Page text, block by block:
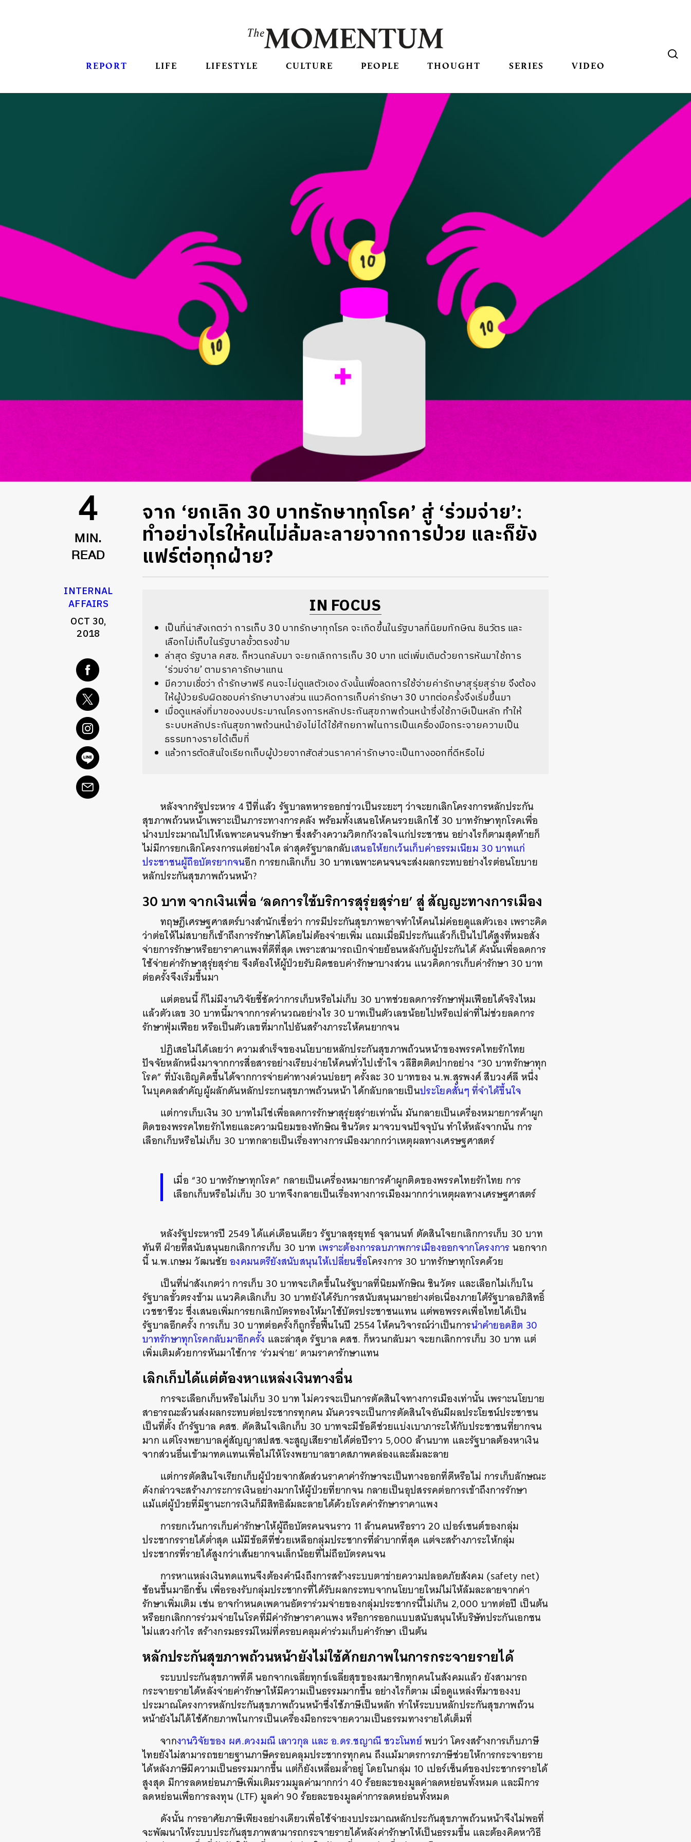
REPORT LIFE LIFESTYLE CULTURE PEOPLE THOUGHT SERIES VIDEO
4
MIN.
READ
INTERNAL
AFFAIRS
OCT 30,
2018
จาก ‘ยกเลิก 30 บาทรักษาทุกโรค’ สู่ ‘ร่วมจ่าย’:
ทำอย่างไรให้คนไม่ล้มละลายจากการป่วย และก็ยัง
แฟร์ต่อทุกฝ่าย?
IN FOCUS
เป็นที่น่าสังเกตว่า การเก็บ 30 บาทรักษาทุกโรค จะเกิดขึ้นในรัฐบาลที่นิยมทักษิณ ชินวัตร และ
เลือกไม่เก็บในรัฐบาลขั้วตรงข้าม
ล่าสุด รัฐบาล คสช. ก็หวนกลับมา จะยกเลิกการเก็บ 30 บาท แต่เพิ่มเติมด้วยการหันมาใช้การ
‘ร่วมจ่าย’ ตามราคารักษาแทน
มีความเชื่อว่า ถ้ารักษาฟรี คนจะไม่ดูแลตัวเอง ดังนั้นเพื่อลดการใช้จ่ายค่ารักษาสุรุ่ยสุร่าย จึงต้อง
ให้ผู้ป่วยรับผิดชอบค่ารักษาบางส่วน แนวคิดการเก็บค่ารักษา 30 บาทต่อครั้งจึงเริ่มขึ้นมา
เมื่อดูแหล่งที่มาของงบประมาณโครงการหลักประกันสุขภาพถ้วนหน้าซึ่งใช้ภาษีเป็นหลัก ทำให้
ระบบหลักประกันสุขภาพถ้วนหน้ายังไม่ได้ใช้ศักยภาพในการเป็นเครื่องมือกระจายความเป็น
ธรรมทางรายได้เต็มที่
แล้วการตัดสินใจเรียกเก็บผู้ป่วยจากสัดส่วนราคาค่ารักษาจะเป็นทางออกที่ดีหรือไม่
หลังจากรัฐประหาร 4 ปีที่แล้ว รัฐบาลทหารออกข่าวเป็นระยะๆ ว่าจะยกเลิกโครงการหลักประกัน
สุขภาพถ้วนหน้าเพราะเป็นภาระทางการคลัง พร้อมทั้งเสนอให้คนรวยเลิกใช้ 30 บาทรักษาทุกโรคเพื่อ
นำงบประมาณไปให้เฉพาะคนจนรักษา ซึ่งสร้างความวิตกกังวลใจแก่ประชาชน อย่างไรก็ตามสุดท้ายก็
ไม่มีการยกเลิกโครงการแต่อย่างใด ล่าสุดรัฐบาลกลับเสนอให้ยกเว้นเก็บค่าธรรมเนียม 30 บาทแก่
ประชาชนผู้ถือบัตรยากจนอีก การยกเลิกเก็บ 30 บาทเฉพาะคนจนจะส่งผลกระทบอย่างไรต่อนโยบาย
หลักประกันสุขภาพถ้วนหน้า?
30 บาท จากเงินเพื่อ ‘ลดการใช้บริการสุรุ่ยสุร่าย’ สู่ สัญญะทางการเมือง
ทฤษฎีเศรษฐศาสตร์บางสำนักเชื่อว่า การมีประกันสุขภาพอาจทำให้คนไม่ค่อยดูแลตัวเอง เพราะคิด
ว่าต่อให้ไม่สบายก็เข้าถึงการรักษาได้โดยไม่ต้องจ่ายเพิ่ม แถมเมื่อมีประกันแล้วก็เป็นไปได้สูงที่หมอสั่ง
จ่ายการรักษาหรือยาราคาแพงที่ดีที่สุด เพราะสามารถเบิกจ่ายย้อนหลังกับผู้ประกันได้ ดังนั้นเพื่อลดการ
ใช้จ่ายค่ารักษาสุรุ่ยสุร่าย จึงต้องให้ผู้ป่วยรับผิดชอบค่ารักษาบางส่วน แนวคิดการเก็บค่ารักษา 30 บาท
ต่อครั้งจึงเริ่มขึ้นมา
แต่ตอนนี้ ก็ไม่มีงานวิจัยชี้ชัดว่าการเก็บหรือไม่เก็บ 30 บาทช่วยลดการรักษาฟุ่มเฟือยได้จริงไหม
แล้วตัวเลข 30 บาทนี้มาจากการคำนวณอย่างไร 30 บาทเป็นตัวเลขน้อยไปหรือเปล่าที่ไม่ช่วยลดการ
รักษาฟุ่มเฟือย หรือเป็นตัวเลขที่มากไปอันสร้างภาระให้คนยากจน
ปฏิเสธไม่ได้เลยว่า ความสำเร็จของนโยบายหลักประกันสุขภาพถ้วนหน้าของพรรคไทยรักไทย
ปัจจัยหลักหนึ่งมาจากการสื่อสารอย่างเรียบง่ายให้คนทั่วไปเข้าใจ วลีฮิตติดปากอย่าง “30 บาทรักษาทุก
โรค” ที่บังเอิญคิดขึ้นได้จากการจ่ายค่าทางด่วนบ่อยๆ ครั้งละ 30 บาทของ น.พ.สุรพงศ์ สืบวงศ์ลี หนึ่ง
ในบุคคลสำคัญผู้ผลักดันหลักประกนสุขภาพถ้วนหน้า ได้กลับกลายเป็นประโยคสั้นๆ ที่จำได้ขึ้นใจ
แต่การเก็บเงิน 30 บาทไม่ใช่เพื่อลดการรักษาสุรุ่ยสุร่ายเท่านั้น มันกลายเป็นเครื่องหมายการค้าผูก
ติดของพรรคไทยรักไทยและความนิยมของทักษิณ ชินวัตร มาจวบจนปัจจุบัน ทำให้หลังจากนั้น การ
เลือกเก็บหรือไม่เก็บ 30 บาทกลายเป็นเรื่องทางการเมืองมากกว่าเหตุผลทางเศรษฐศาสตร์
เมื่อ “30 บาทรักษาทุกโรค” กลายเป็นเครื่องหมายการค้าผูกติดของพรรคไทยรักไทย การ
เลือกเก็บหรือไม่เก็บ 30 บาทจึงกลายเป็นเรื่องทางการเมืองมากกว่าเหตุผลทางเศรษฐศาสตร์
หลังรัฐประหารปี 2549 ได้แค่เดือนเดียว รัฐบาลสุรยุทธ์ จุลานนท์ ตัดสินใจยกเลิกการเก็บ 30 บาท
ทันที ฝ่ายที่สนับสนุนยกเลิกการเก็บ 30 บาท เพราะต้องการลบภาพการเมืองออกจากโครงการนอกจาก
นี้ น.พ.เกษม วัฒนชัยองคมนตรียังสนับสนุนให้เปลี่ยนชื่อโครงการ 30 บาทรักษาทุกโรคด้วย
เป็นที่น่าสังเกตว่า การเก็บ 30 บาทจะเกิดขึ้นในรัฐบาลที่นิยมทักษิณ ชินวัตร และเลือกไม่เก็บใน
รัฐบาลขั้วตรงข้าม แนวคิดเลิกเก็บ 30 บาทยังได้รับการสนับสนุนมาอย่างต่อเนื่องภายใต้รัฐบาลอภิสิทธิ์
เวชชาชีวะ ซึ่งเสนอเพิ่มการยกเลิกบัตรทองให้มาใช้บัตรประชาชนแทน แต่พอพรรคเพื่อไทยได้เป็น
รัฐบาลอีกครั้ง การเก็บ 30 บาทต่อครั้งก็ถูกรื้อฟื้นในปี 2554 ให้คนวิจารณ์ว่าเป็นการนำคำยอดฮิต 30
บาทรักษาทุกโรคกลับมาอีกครั้ง และล่าสุด รัฐบาล คสช. ก็หวนกลับมา จะยกเลิกการเก็บ 30 บาท แต่
เพิ่มเติมด้วยการหันมาใช้การ ‘ร่วมจ่าย’ ตามราคารักษาแทน
เลิกเก็บได้แต่ต้องหาแหล่งเงินทางอื่น
การจะเลือกเก็บหรือไม่เก็บ 30 บาท ไม่ควรจะเป็นการตัดสินใจทางการเมืองเท่านั้น เพราะนโยบาย
สาธารณะล้วนส่งผลกระทบต่อประชากรทุกคน มันควรจะเป็นการตัดสินใจอันมีผลประโยชน์ประชาชน
เป็นที่ตั้ง ถ้ารัฐบาล คสช. ตัดสินใจเลิกเก็บ 30 บาทจะมีข้อดีช่วยแบ่งเบาภาระให้กับประชาชนที่ยากจน
มาก แต่โรงพยาบาลคู่สัญญาสปสช.จะสูญเสียรายได้ต่อปีราว 5,000 ล้านบาท และรัฐบาลต้องหาเงิน
จากส่วนอื่นเข้ามาทดแทนเพื่อไม่ให้โรงพยาบาลขาดสภาพคล่องและล้มละลาย
แต่การตัดสินใจเรียกเก็บผู้ป่วยจากสัดส่วนราคาค่ารักษาจะเป็นทางออกที่ดีหรือไม่ การเก็บลักษณะ
ดังกล่าวจะสร้างภาระการเงินอย่างมากให้ผู้ป่วยที่ยากจน กลายเป็นอุปสรรคต่อการเข้าถึงการรักษา
แม้แต่ผู้ป่วยที่มีฐานะการเงินก็มีสิทธิล้มละลายได้ด้วยโรคค่ารักษาราคาแพง
การยกเว้นการเก็บค่ารักษาให้ผู้ถือบัตรคนจนราว 11 ล้านคนหรือราว 20 เปอร์เซนต์ของกลุ่ม
ประชากรรายได้ต่ำสุด แม้มีข้อดีที่ช่วยเหลือกลุ่มประชากรที่ลำบากที่สุด แต่จะสร้างภาระให้กลุ่ม
ประชากรที่รายได้สูงกว่าเส้นยากจนเล็กน้อยที่ไม่ถือบัตรคนจน
การหาแหล่งเงินทดแทนจึงต้องคำนึงถึงการสร้างระบบตาข่ายความปลอดภัยสังคม (safety net)
ซ้อนขึ้นมาอีกชั้น เพื่อรองรับกลุ่มประชากรที่ได้รับผลกระทบจากนโยบายใหม่ไม่ให้ล้มละลายจากค่า
รักษาเพิ่มเติม เช่น อาจกำหนดเพดานอัตราร่วมจ่ายของกลุ่มประชากรนี้ไม่เกิน 2,000 บาทต่อปี เป็นต้น
หรือยกเลิกการร่วมจ่ายในโรคที่มีค่ารักษาราคาแพง หรือการออกแบบสนับสนุนให้บริษัทประกันเอกชน
ไม่แสวงกำไร สร้างกรมธรรม์ใหม่ที่ครอบคลุมค่าร่วมเก็บค่ารักษา เป็นต้น
หลักประกันสุขภาพถ้วนหน้ายังไม่ใช้ศักยภาพในการกระจายรายได้
ระบบประกันสุขภาพที่ดี นอกจากเฉลี่ยทุกข์เฉลี่ยสุขของสมาชิกทุกคนในสังคมแล้ว ยังสามารถ
กระจายรายได้หลังจ่ายค่ารักษาให้มีความเป็นธรรมมากขึ้น อย่างไรก็ตาม เมื่อดูแหล่งที่มาของงบ
ประมาณโครงการหลักประกันสุขภาพถ้วนหน้าซึ่งใช้ภาษีเป็นหลัก ทำให้ระบบหลักประกันสุขภาพถ้วน
หน้ายังไม่ได้ใช้ศักยภาพในการเป็นเครื่องมือกระจายความเป็นธรรมทางรายได้เต็มที่
จากงานวิจัยของ ผศ.ดวงมณี เลาวกุล และ อ.ดร.ชญาณี ชวะโนทย์พบว่า โครงสร้างการเก็บภาษี
ไทยยังไม่สามารถขยายฐานภาษีครอบคลุมประชากรทุกคน ถึงแม้มาตรการภาษีช่วยให้การกระจายราย
ได้หลังภาษีมีความเป็นธรรมมากขึ้น แต่ก็ยังเหลื่อมล้ำอยู่ โดยในกลุ่ม 10 เปอร์เซ็นต์ของประชากรรายได้
สูงสุด มีการลดหย่อนภาษีเพิ่มเติมรวมมูลค่ามากกว่า 40 ร้อยละของมูลค่าลดหย่อนทั้งหมด และมีการ
ลดหย่อนเพื่อการลงทุน (LTF) มูลค่า 90 ร้อยละของมูลค่าการลดหย่อนทั้งหมด
ดังนั้น การอาศัยภาษีเพียงอย่างเดียวเพื่อใช้จ่ายงบประมาณหลักประกันสุขภาพถ้วนหน้าจึงไม่พอที่
จะพัฒนาให้ระบบประกันสุขภาพสามารถกระจายรายได้หลังค่ารักษาให้เป็นธรรมขึ้น และต้องคิดหาวิธี